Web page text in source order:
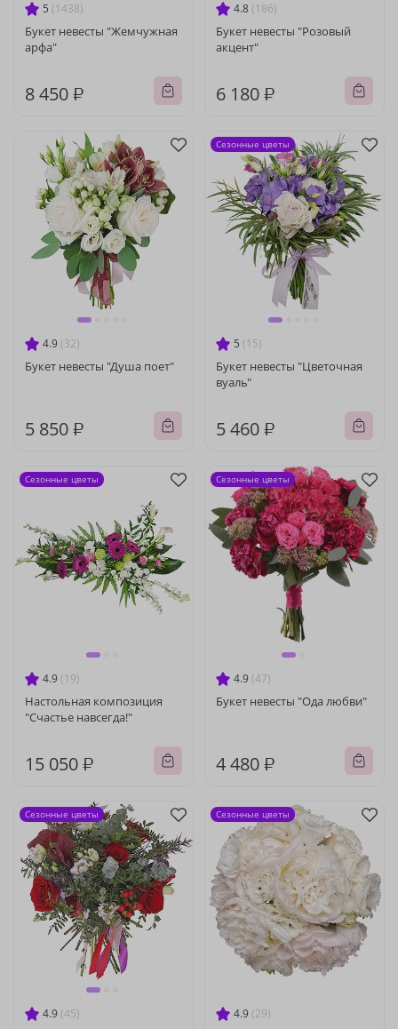
5 (1438)
Букет невесты "Жемчужная
арфа"
8 450 ₽
4.8 (186)
Букет невесты "Розовый
акцент"
6 180 ₽
4.9 (32)
Букет невесты "Душа поет"
5 850 ₽
5 (15)
Букет невесты "Цветочная
вуаль"
5 460 ₽
Сезонные цветы
4.9 (19)
Настольная композиция
"Счастье навсегда!"
15 050 ₽
Сезонные цветы
4.9 (47)
Букет невесты "Ода любви"
4 480 ₽
Сезонные цветы
4.9 (45)
Сезонные цветы
4.9 (29)
Сезонные цветы